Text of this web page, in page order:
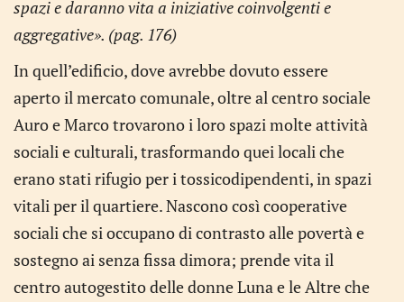
spazi e daranno vita a iniziative coinvolgenti e
aggregative». (pag. 176)
In quell’edificio, dove avrebbe dovuto essere
aperto il mercato comunale, oltre al centro sociale
Auro e Marco trovarono i loro spazi molte attività
sociali e culturali, trasformando quei locali che
erano stati rifugio per i tossicodipendenti, in spazi
vitali per il quartiere. Nascono così cooperative
sociali che si occupano di contra­sto alle povertà e
sostegno ai senza fissa dimora; prende vita il
centro autogestito delle donne Luna e le Altre che